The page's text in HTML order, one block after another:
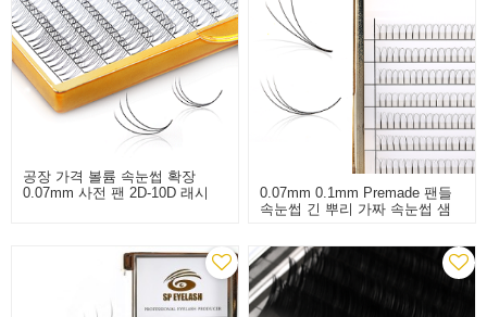
공장 가격 볼륨 속눈썹 확장
0.07mm 사전 팬 2D-10D 래시
0.07mm 0.1mm Premade 팬들
속눈썹 긴 뿌리 가짜 속눈썹 샘